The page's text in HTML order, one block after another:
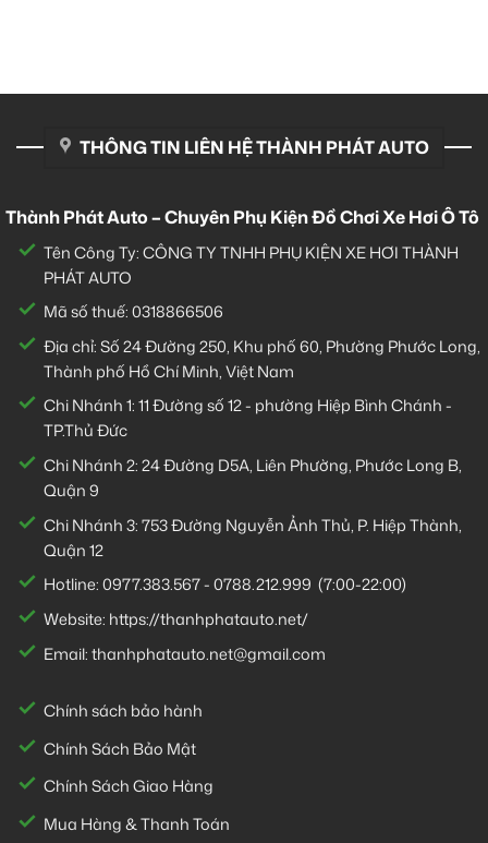
THÔNG TIN LIÊN HỆ THÀNH PHÁT AUTO
Thành Phát Auto – Chuyên Phụ Kiện Đồ Chơi Xe Hơi Ô Tô
Tên Công Ty: CÔNG TY TNHH PHỤ KIỆN XE HƠI THÀNH
PHÁT AUTO
Mã số thuế: 0318866506
Địa chỉ: Số 24 Đường 250, Khu phố 60, Phường Phước Long,
Thành phố Hồ Chí Minh, Việt Nam
Chi Nhánh 1:11 Đường số 12 - phường Hiệp Bình Chánh -
TP.Thủ Đức
Chi Nhánh 2:24 Đường D5A, Liên Phường, Phước Long B,
Quận 9
Chi Nhánh 3:753 Đường Nguyễn Ảnh Thủ, P. Hiệp Thành,
Quận 12
Hotline:0977.383.567-0788.212.999 (7:00-22:00)
Website: https://thanhphatauto.net/
Email:thanhphatauto.net@gmail.com
Chính sách bảo hành
Chính Sách Bảo Mật
Chính Sách Giao Hàng
Mua Hàng & Thanh Toán